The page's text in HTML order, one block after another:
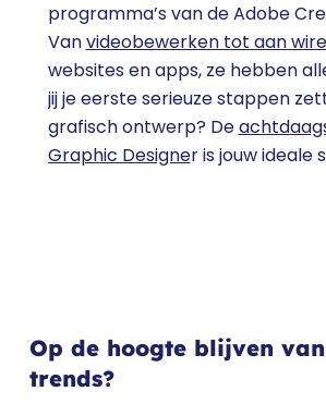
programma’s van de Adobe
Vanvideobewerken tot aan
websites en apps, ze hebben
jij je eerste serieuze stappen
grafisch ontwerp? De
Graphic Designer is jouw ideale
Op de hoogte blijven
trends?